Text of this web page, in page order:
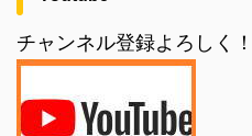
チャンネル登録よろしく！